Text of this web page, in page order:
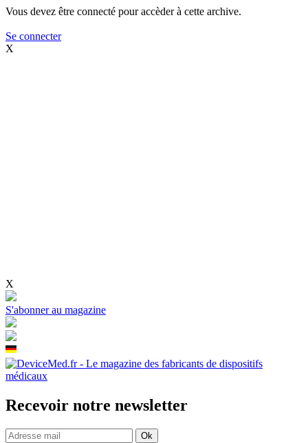
Vous devez être connecté pour accèder à cette archive.
Se connecter
X
X
S'abonner au magazine
Recevoir notre newsletter